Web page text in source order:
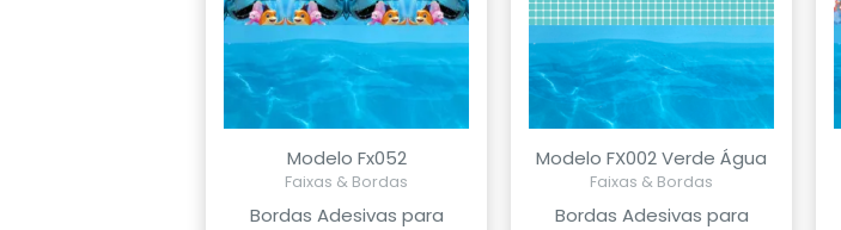
Modelo Fx052
Faixas & Bordas
Bordas Adesivas para
Modelo FX002 Verde Água
Faixas & Bordas
Bordas Adesivas para